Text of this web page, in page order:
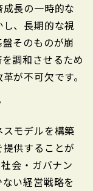
長の一時的な
、長期的な視
そのものが崩
調和させるため
が不可欠です。
スモデルを構築
供することが
会・ガバナン
い経営戦略を